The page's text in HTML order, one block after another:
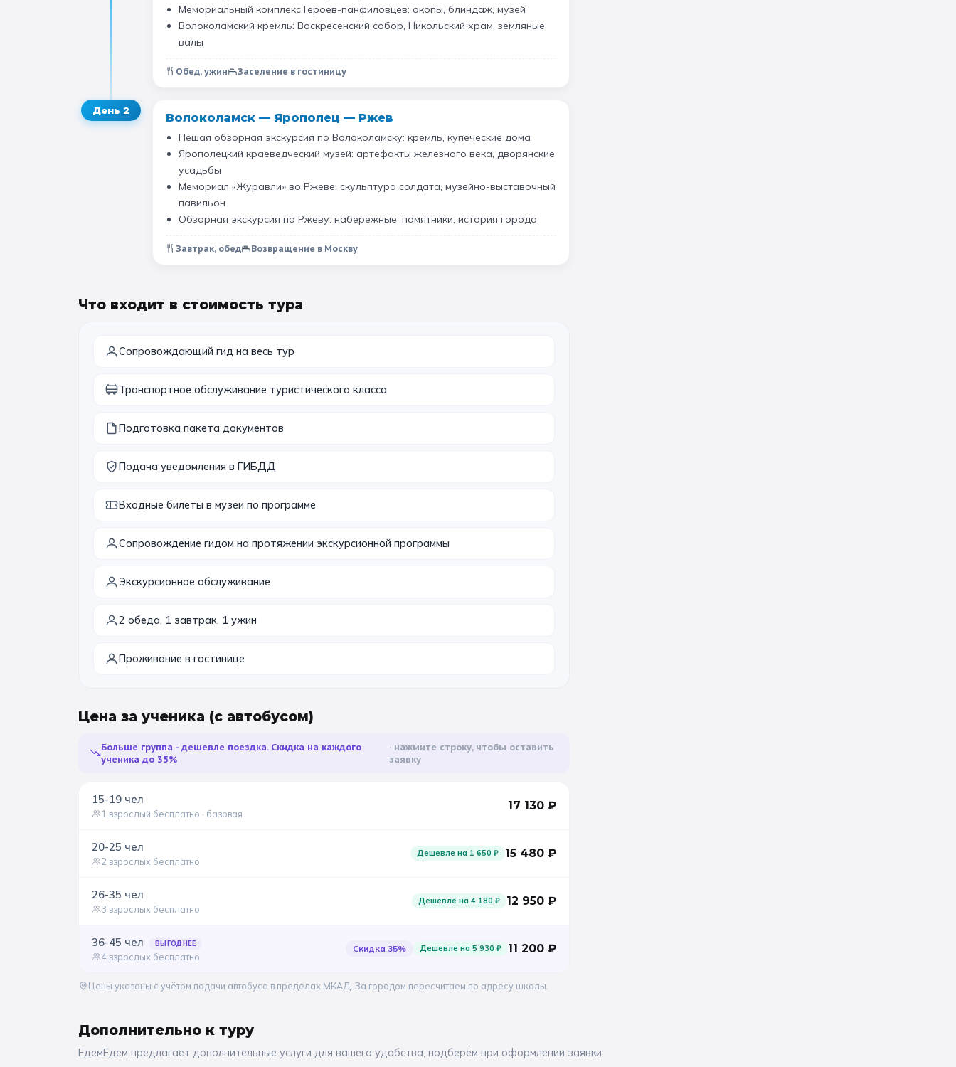
Мемориальный комплекс Героев-панфиловцев: окопы, блиндаж, музей
Волоколамский кремль: Воскресенский собор, Никольский храм, земляные
валы
Обед, ужин Заселение в гостиницу
День 2
Волоколамск — Ярополец — Ржев
Пешая обзорная экскурсия по Волоколамску: кремль, купеческие дома
Ярополецкий краеведческий музей: артефакты железного века, дворянские
усадьбы
Мемориал «Журавли» во Ржеве: скульптура солдата, музейно-выставочный
павильон
Обзорная экскурсия по Ржеву: набережные, памятники, история города
Завтрак, обед Возвращение в Москву
Что входит в стоимость тура
Сопровождающий гид на весь тур
Транспортное обслуживание туристического класса
Подготовка пакета документов
Подача уведомления в ГИБДД
Входные билеты в музеи по программе
Сопровождение гидом на протяжении экскурсионной программы
Экскурсионное обслуживание
2 обеда, 1 завтрак, 1 ужин
Проживание в гостинице
Цена за ученика (с автобусом)
Больше группа - дешевле поездка. Скидка на каждого
ученика до 35%
нажмите строку, чтобы оставить
заявку
15-19 чел
1 взрослый бесплатно · базовая
17 130 ₽
20-25 чел
2 взрослых бесплатно
Дешевле на 1 650 ₽ 15 480 ₽
26-35 чел
3 взрослых бесплатно
Дешевле на4 180 ₽ 12 950 ₽
36-45 чел ВЫГОДНЕЕ
4 взрослых бесплатно
Скидка 35% Дешевле на5 930 ₽ 11 200 ₽
Цены указаны с учётом подачи автобуса в пределах МКАД. За городом пересчитаем по адресу школы.
Дополнительно к туру
ЕдемЕдем предлагает дополнительные услуги для вашего удобства, подберём при оформлении заявки: